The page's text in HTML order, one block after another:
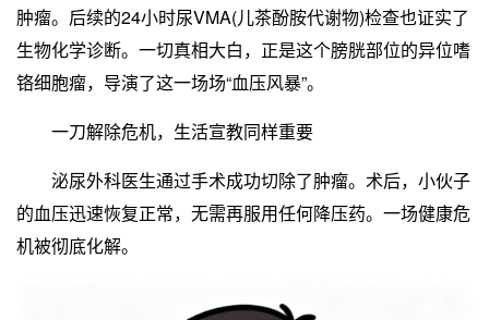
肿瘤。后续的24小时尿VMA(儿茶酚胺代谢物)检查也证实了
生物化学诊断。一切真相大白，正是这个膀胱部位的异位嗜
铬细胞瘤，导演了这一场场“血压风暴”。
一刀解除危机，生活宣教同样重要
泌尿外科医生通过手术成功切除了肿瘤。术后，小伙子
的血压迅速恢复正常，无需再服用任何降压药。一场健康危
机被彻底化解。